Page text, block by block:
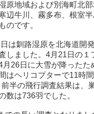
原地域および別海町北
辺牛川、霧多布、根室
のです。
は釧路湿原を北海道開
しました。4月21日の１
26日に大雪が降ったた
はヘリコプターで11時
半の飛行調査結果は、
数は736羽でした。